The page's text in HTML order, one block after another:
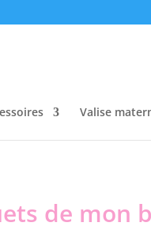
Valise
de mon